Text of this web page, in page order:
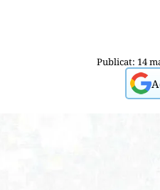
Publicat: 14